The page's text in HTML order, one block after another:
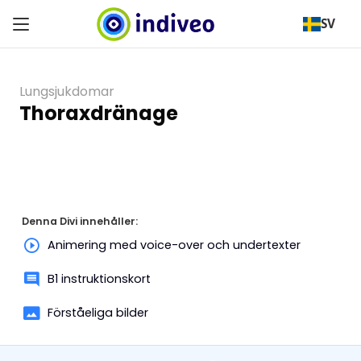
SV
Lungsjukdomar
Thoraxdränage
Denna Divi innehåller:
Animering med voice-over och undertexter
B1 instruktionskort
Förståeliga bilder